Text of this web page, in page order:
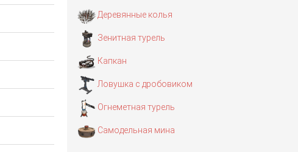
Деревянные колья
Зенитная турель
Капкан
Ловушка с дробовиком
Огнеметная турель
Самодельная мина